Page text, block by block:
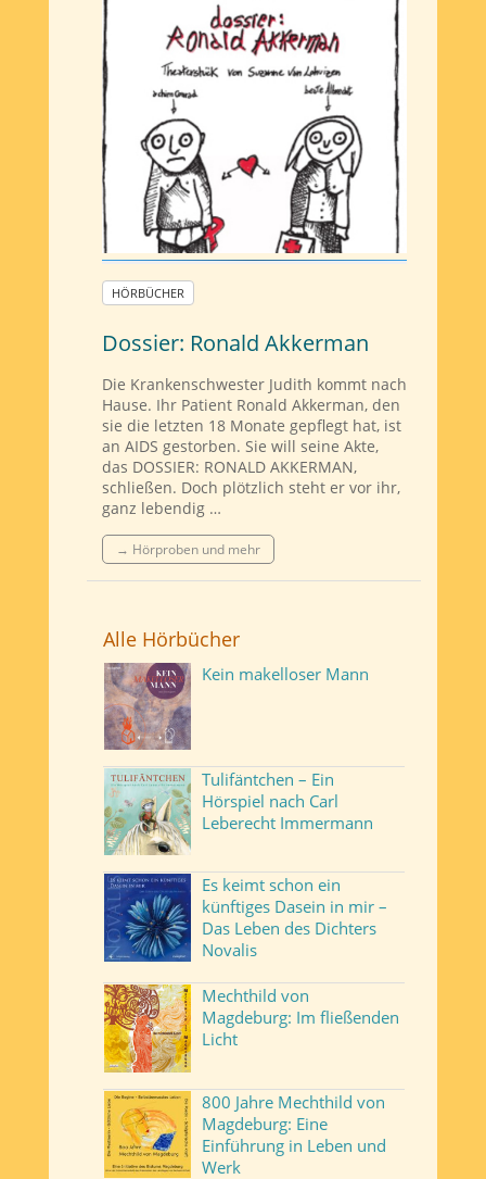
HÖRBÜCHER
Dossier: Ronald Akkerman
Die Krankenschwester Judith kommt nach
Hause. Ihr Patient Ronald Akkerman, den
sie die letzten 18 Monate gepflegt hat, ist
an AIDS gestorben. Sie will seine Akte,
das DOSSIER: RONALD AKKERMAN,
schließen. Doch plötzlich steht er vor ihr,
ganz lebendig …
→ Hörproben und mehr
Alle Hörbücher
Kein makelloser Mann
Tulifäntchen – Ein
Hörspiel nach Carl
Leberecht Immermann
Es keimt schon ein
künftiges Dasein in mir –
Das Leben des Dichters
Novalis
Mechthild von
Magdeburg: Im fließenden
Licht
800 Jahre Mechthild von
Magdeburg: Eine
Einführung in Leben und
Werk